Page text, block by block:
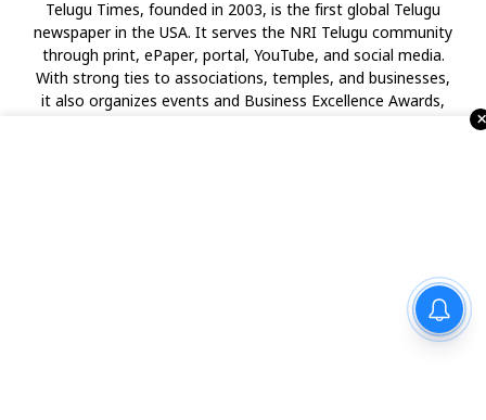
Telugu Times, founded in 2003, is the first global Telugu
newspaper in the USA. It serves the NRI Telugu community
through print, ePaper, portal, YouTube, and social media.
With strong ties to associations, temples, and businesses,
it also organizes events and Business Excellence Awards,
సీఎం చంద్రబాబుకు అరుదైన కానుక